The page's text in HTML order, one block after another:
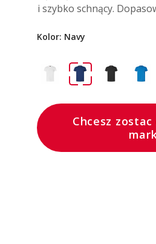
i szybko schnący.
Kolor: Navy
Chcesz